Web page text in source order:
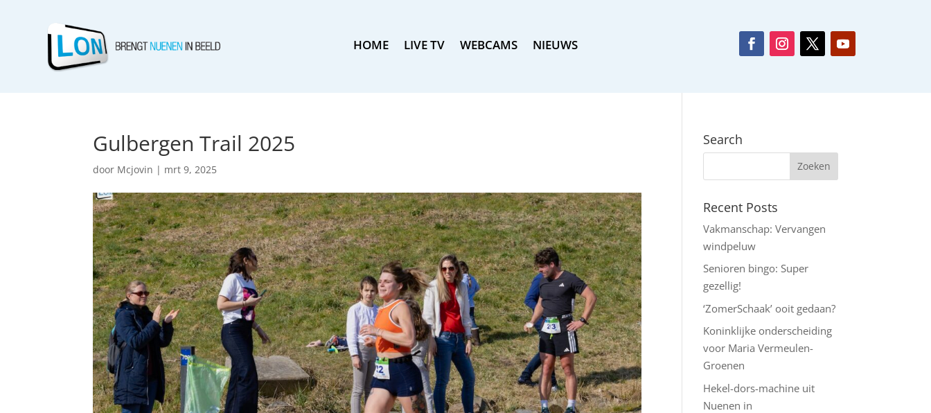
HOME LIVE TV WEBCAMS NIEUWS
Gulbergen Trail 2025
door Mcjovin | mrt 9, 2025
Search
Recent Posts
Vakmanschap: Vervangen
windpeluw
Senioren bingo: Super
gezellig!
‘ZomerSchaak’ ooit gedaan?
Koninklijke onderscheiding
voor Maria Vermeulen-
Groenen
Hekel-dors-machine uit
Nuenen in